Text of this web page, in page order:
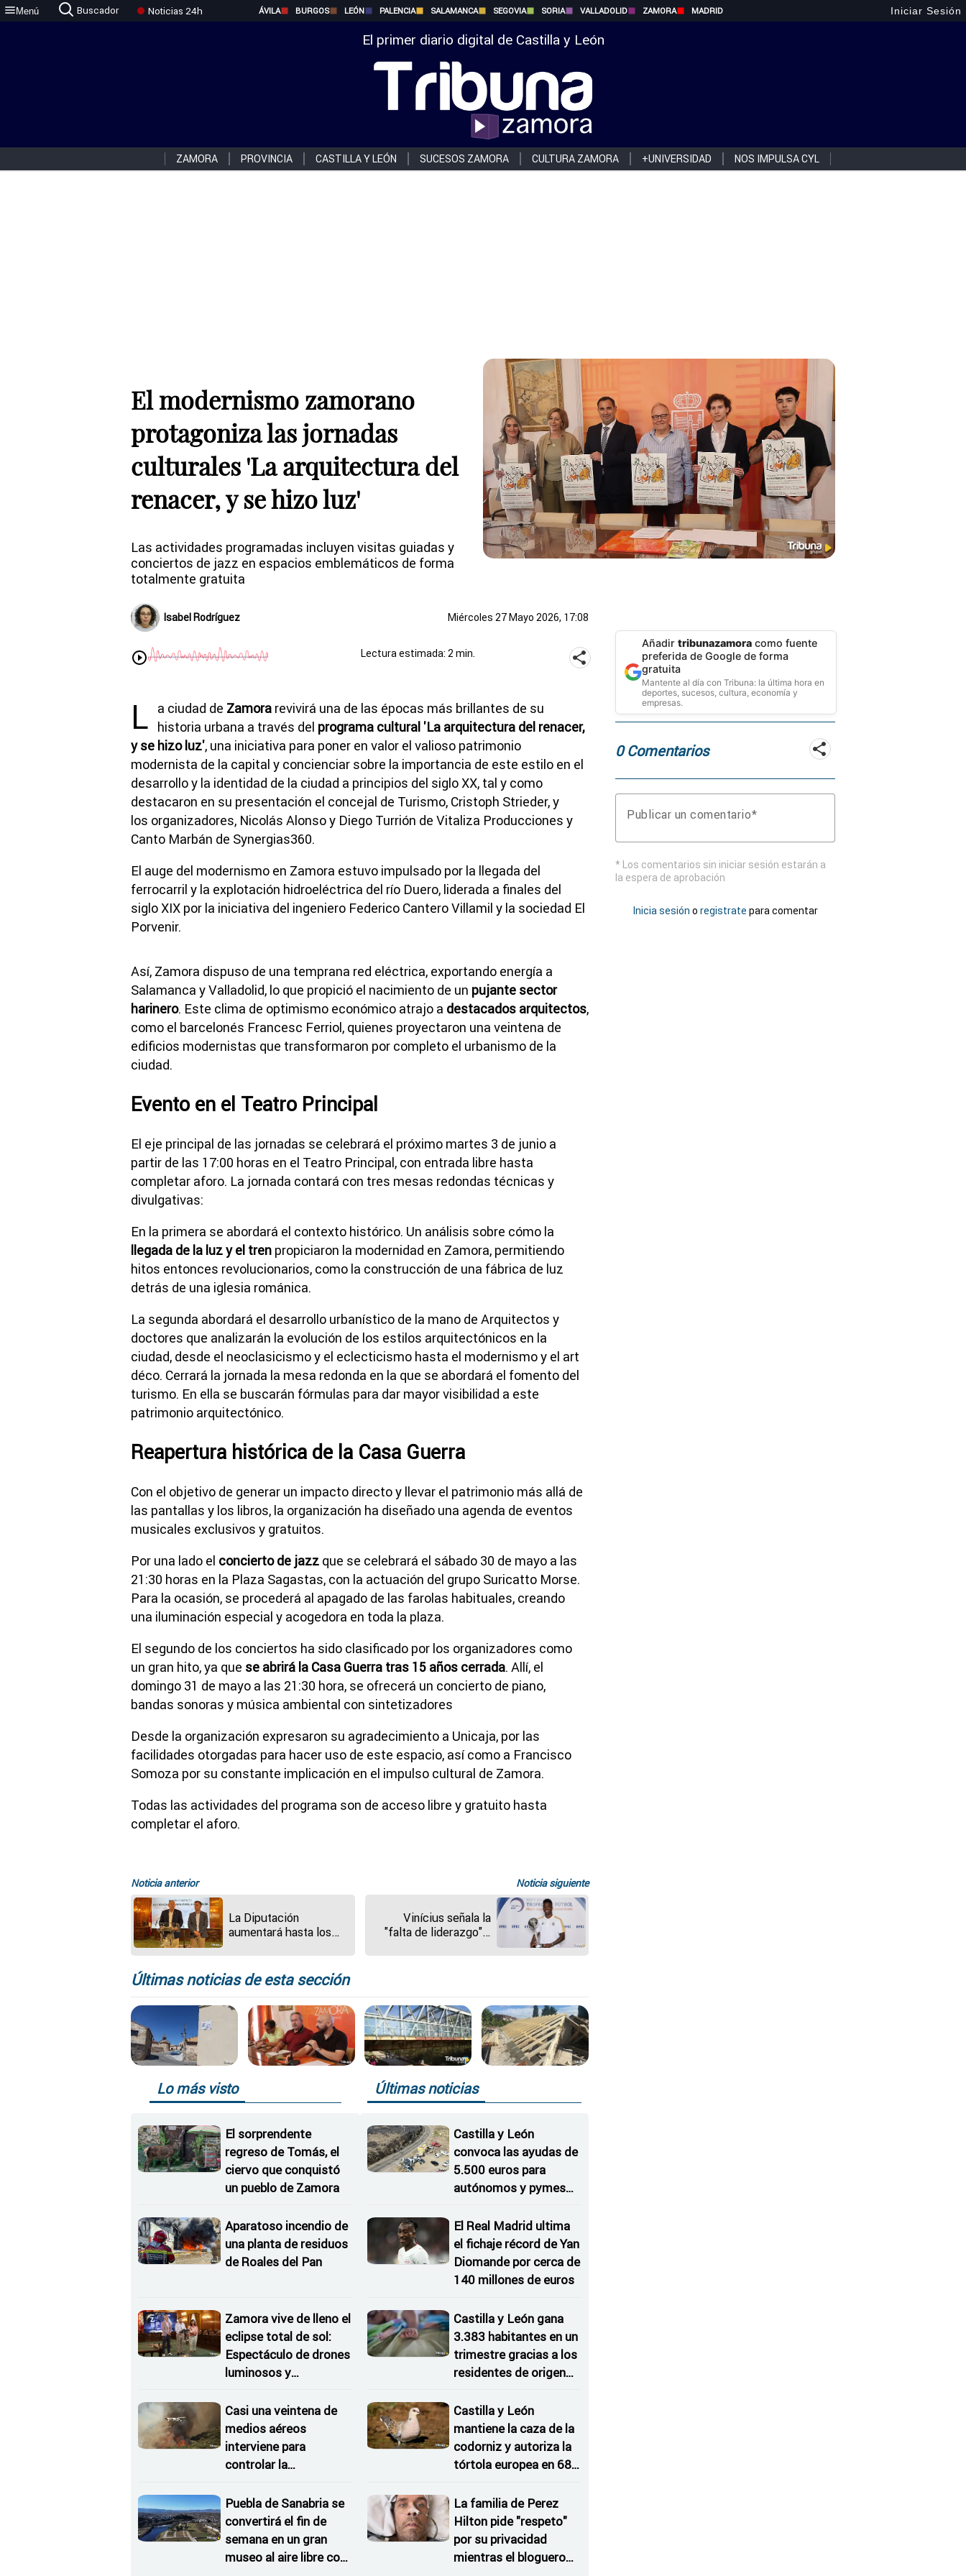
Menú Buscador Noticias 24h ÁVILA BURGOS LEÓN PALENCIA SALAMANCA SEGOVIA SORIA VALLADOLID ZAMORA MADRID Iniciar Sesión
El primer diario digital de Castilla y León
ZAMORA PROVINCIA CASTILLA Y LEÓN SUCESOS ZAMORA CULTURA ZAMORA +UNIVERSIDAD NOS IMPULSA CYL
El modernismo zamorano
protagoniza las jornadas
culturales 'La arquitectura del
renacer, y se hizo luz'
Las actividades programadas incluyen visitas guiadas y
conciertos de jazz en espacios emblemáticos de forma
totalmente gratuita
Isabel Rodríguez Miércoles 27 Mayo 2026, 17:08
Lectura estimada: 2 min.
L a ciudad de Zamora revivirá una de las épocas más brillantes de su
historia urbana a través del programa cultural 'La arquitectura del renacer,
y se hizo luz', una iniciativa para poner en valor el valioso patrimonio
modernista de la capital y concienciar sobre la importancia de este estilo en el
desarrollo y la identidad de la ciudad a principios del siglo XX, tal y como
destacaron en su presentación el concejal de Turismo, Cristoph Strieder, y
los organizadores, Nicolás Alonso y Diego Turrión de Vitaliza Producciones y
Canto Marbán de Synergias360.
El auge del modernismo en Zamora estuvo impulsado por la llegada del
ferrocarril y la explotación hidroeléctrica del río Duero, liderada a finales del
siglo XIX por la iniciativa del ingeniero Federico Cantero Villamil y la sociedad El
Porvenir.
Así, Zamora dispuso de una temprana red eléctrica, exportando energía a
Salamanca y Valladolid, lo que propició el nacimiento de un pujante sector
harinero. Este clima de optimismo económico atrajo a destacados arquitectos,
como el barcelonés Francesc Ferriol, quienes proyectaron una veintena de
edificios modernistas que transformaron por completo el urbanismo de la
ciudad.
Evento en el Teatro Principal
El eje principal de las jornadas se celebrará el próximo martes 3 de junio a
partir de las 17:00 horas en el Teatro Principal, con entrada libre hasta
completar aforo. La jornada contará con tres mesas redondas técnicas y
divulgativas:
En la primera se abordará el contexto histórico. Un análisis sobre cómo la
llegada de la luz y el tren propiciaron la modernidad en Zamora, permitiendo
hitos entonces revolucionarios, como la construcción de una fábrica de luz
detrás de una iglesia románica.
La segunda abordará el desarrollo urbanístico de la mano de Arquitectos y
doctores que analizarán la evolución de los estilos arquitectónicos en la
ciudad, desde el neoclasicismo y el eclecticismo hasta el modernismo y el art
déco. Cerrará la jornada la mesa redonda en la que se abordará el fomento del
turismo. En ella se buscarán fórmulas para dar mayor visibilidad a este
patrimonio arquitectónico.
Reapertura histórica de la Casa Guerra
Con el objetivo de generar un impacto directo y llevar el patrimonio más allá de
las pantallas y los libros, la organización ha diseñado una agenda de eventos
musicales exclusivos y gratuitos.
Por una lado el concierto de jazz que se celebrará el sábado 30 de mayo a las
21:30 horas en la Plaza Sagastas, con la actuación del grupo Suricatto Morse.
Para la ocasión, se procederá al apagado de las farolas habituales, creando
una iluminación especial y acogedora en toda la plaza.
El segundo de los conciertos ha sido clasificado por los organizadores como
un gran hito, ya que se abrirá la Casa Guerra tras 15 años cerrada. Allí, el
domingo 31 de mayo a las 21:30 hora, se ofrecerá un concierto de piano,
bandas sonoras y música ambiental con sintetizadores
Desde la organización expresaron su agradecimiento a Unicaja, por las
facilidades otorgadas para hacer uso de este espacio, así como a Francisco
Somoza por su constante implicación en el impulso cultural de Zamora.
Todas las actividades del programa son de acceso libre y gratuito hasta
completar el aforo.
Noticia anterior
La Diputación
aumentará hasta los
Servicio de Ayuda a
Domicilio
Noticia siguiente
Vinícius señala la
"falta de liderazgo" y
Últimas noticias de esta sección
Lo más visto
El sorprendente
regreso de Tomás, el
ciervo que conquistó
un pueblo de Zamora
Aparatoso incendio de
una planta de residuos
de Roales del Pan
Zamora vive de lleno el
eclipse total de sol:
Espectáculo de drones
luminosos y
Estrellas
Casi una veintena de
medios aéreos
interviene para
controlar la
incendio de Fermoselle
Puebla de Sanabria se
convertirá el fin de
semana en un gran
museo al aire libre con
Últimas noticias
Castilla y León
convoca las ayudas de
5.500 euros para
autónomos y pymes
incendios
El Real Madrid ultima
el fichaje récord de Yan
Diomande por cerca de
140 millones de euros
Castilla y León gana
3.383 habitantes en un
trimestre gracias a los
residentes de origen
Castilla y León
mantiene la caza de la
codorniz y autoriza la
tórtola europea en 682
La familia de Perez
Hilton pide "respeto"
por su privacidad
mientras el bloguero
Añadir tribunazamora como fuente
preferida de Google de forma
gratuita
Mantente al día con Tribuna: la última hora en
deportes, sucesos, cultura, economía y
empresas.
0 Comentarios
Publicar un comentario
* Los comentarios sin iniciar sesión estarán a
la espera de aprobación
Inicia sesión o registrate para comentar